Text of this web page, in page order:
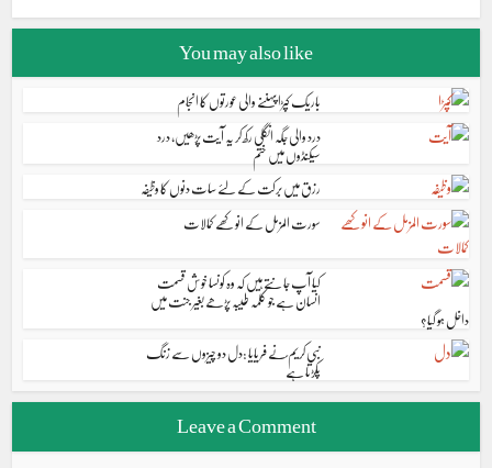
You may also like
باریک کپڑا پہننے والی عورتوں کا انجام
درد والی جگہ انگلی رکھ کر یہ آیت پڑھیں، درد
سیکنڈوں میں ختم
رزق میں برکت کے لئے سات دنوں کا وظیفہ
سورت المزمل کے انوکھے کمالات
کیا آپ جانتے ہیں کہ وہ کونسا خوش قسمت
انسان ہے جو کلمہ طیبہ پڑھے بغیر جنت میں
داخل ہو گیا؟
نبی کریم ؐنے فریایا :دل دو چیزوں سے زنگ
پکڑتا ہے
Leave a Comment